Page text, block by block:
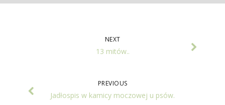
NEXT
13 mitów..
PREVIOUS
Jadłospis w kamicy moczowej u psów.